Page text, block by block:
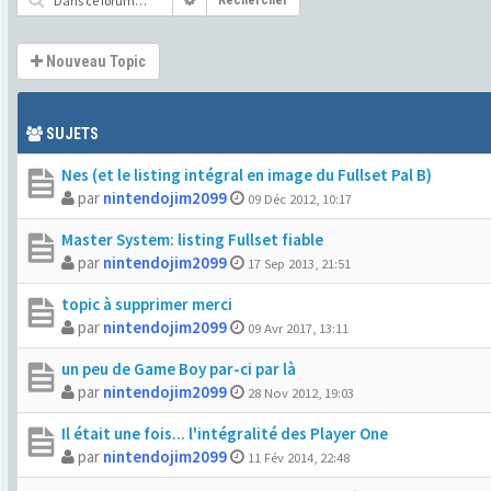
Nouveau Topic
SUJETS
Nes (et le listing intégral en image du Fullset Pal B)
par nintendojim2099 09 Déc 2012, 10:17
Master System: listing Fullset fiable
par nintendojim2099 17 Sep 2013, 21:51
topic à supprimer merci
par nintendojim2099 09 Avr 2017, 13:11
un peu de Game Boy par-ci par là
par nintendojim2099 28 Nov 2012, 19:03
Il était une fois... l'intégralité des Player One
par nintendojim2099 11 Fév 2014, 22:48